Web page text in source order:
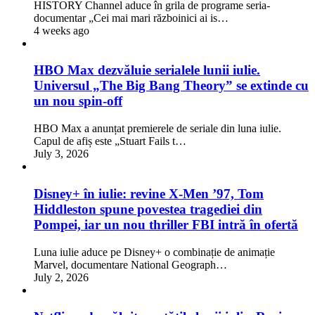
HISTORY Channel aduce în grila de programe seria-
documentar „Cei mai mari războinici ai is…
4 weeks ago
HBO Max dezvăluie serialele lunii iulie.
Universul „The Big Bang Theory” se extinde cu
un nou spin-off
HBO Max a anunțat premierele de seriale din luna iulie.
Capul de afiș este „Stuart Fails t…
July 3, 2026
Disney+ în iulie: revine X-Men ’97, Tom
Hiddleston spune povestea tragediei din
Pompei, iar un nou thriller FBI intră în ofertă
Luna iulie aduce pe Disney+ o combinație de animație
Marvel, documentare National Geograph…
July 2, 2026